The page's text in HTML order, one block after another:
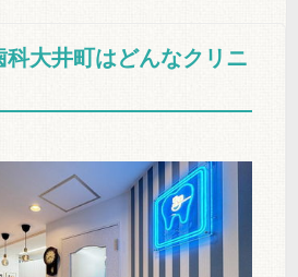
科大井町はどんなクリニ